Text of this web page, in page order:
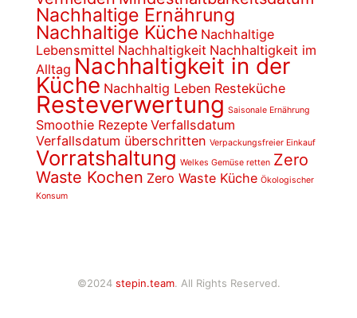
Nachhaltige Ernährung
Nachhaltige Küche Nachhaltige
Lebensmittel Nachhaltigkeit Nachhaltigkeit im
Alltag Nachhaltigkeit in der
Küche Nachhaltig Leben Resteküche
Resteverwertung Saisonale Ernährung
Smoothie Rezepte Verfallsdatum
Verfallsdatum überschritten Verpackungsfreier Einkauf
Vorratshaltung Welkes Gemüse retten Zero
Waste Kochen Zero Waste Küche Ökologischer
Konsum
©2024 stepin.team. All Rights Reserved.